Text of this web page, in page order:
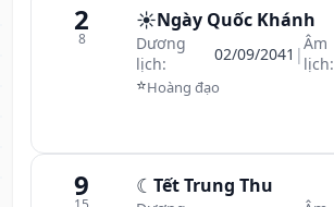
2
8
☀️Ngày Quốc Khánh
Dương
lịch:
02/09/2041 |Âm
lịch:
⭐Hoàng đạo
9 ☾ Tết Trung Thu